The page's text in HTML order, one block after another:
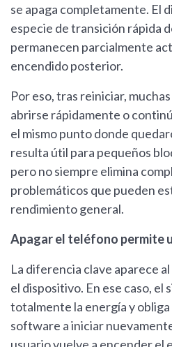
se apaga completamente. El
especie de transición rápida
permanecen parcialmente
encendido posterior.
Por eso, tras reiniciar,
abrirse rápidamente o
el mismo punto donde
resulta útil para pequeños
pero no siempre elimina
problemáticos que pueden
rendimiento general.
Apagar el teléfono permite
La diferencia clave aparece
el dispositivo. En ese caso, el
totalmente la energía y obliga
software a iniciar